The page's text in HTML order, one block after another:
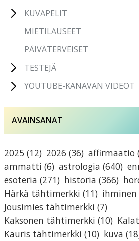
KUVAPELIT
MIETILAUSEET
PÄIVÄTERVEISET
TESTEJÄ
YOUTUBE-KANAVAN VIDEOT
AVAINSANAT
2025 (12) 2026 (36) affirmaatio
ammatti (6) astrologia (640)
esoteria (271) historia (366)
Härkä tähtimerkki (11) ihminen
Jousimies tähtimerkki (7)
Kaksonen tähtimerkki (10)
Kauris tähtimerkki (10) kuva